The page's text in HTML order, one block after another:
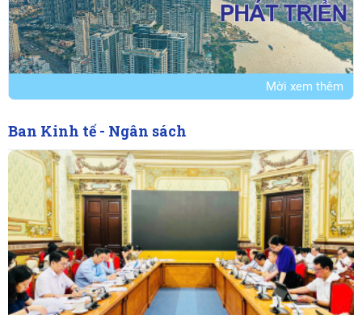
Mời xem thêm
Ban Kinh tế - Ngân sách